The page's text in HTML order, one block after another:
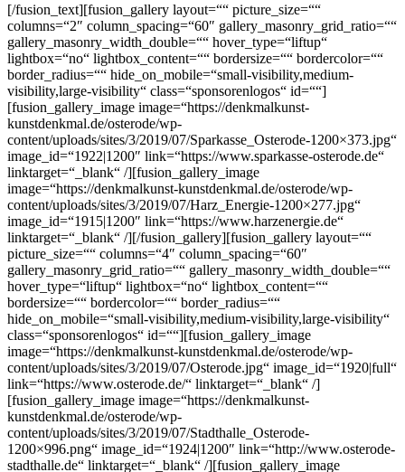
[/fusion_text][fusion_gallery layout=““ picture_size=““
columns=“2″ column_spacing=“60″ gallery_masonry_grid_ratio=““
gallery_masonry_width_double=““ hover_type=“liftup“
lightbox=“no“ lightbox_content=““ bordersize=““ bordercolor=““
border_radius=““ hide_on_mobile=“small-visibility,medium-
visibility,large-visibility“ class=“sponsorenlogos“ id=““]
[fusion_gallery_image image=“https://denkmalkunst-
kunstdenkmal.de/osterode/wp-
content/uploads/sites/3/2019/07/Sparkasse_Osterode-1200×373.jpg“
image_id=“1922|1200″ link=“https://www.sparkasse-osterode.de“
linktarget=“_blank“ /][fusion_gallery_image
image=“https://denkmalkunst-kunstdenkmal.de/osterode/wp-
content/uploads/sites/3/2019/07/Harz_Energie-1200×277.jpg“
image_id=“1915|1200″ link=“https://www.harzenergie.de“
linktarget=“_blank“ /][/fusion_gallery][fusion_gallery layout=““
picture_size=““ columns=“4″ column_spacing=“60″
gallery_masonry_grid_ratio=““ gallery_masonry_width_double=““
hover_type=“liftup“ lightbox=“no“ lightbox_content=““
bordersize=““ bordercolor=““ border_radius=““
hide_on_mobile=“small-visibility,medium-visibility,large-visibility“
class=“sponsorenlogos“ id=““][fusion_gallery_image
image=“https://denkmalkunst-kunstdenkmal.de/osterode/wp-
content/uploads/sites/3/2019/07/Osterode.jpg“ image_id=“1920|full“
link=“https://www.osterode.de/“ linktarget=“_blank“ /]
[fusion_gallery_image image=“https://denkmalkunst-
kunstdenkmal.de/osterode/wp-
content/uploads/sites/3/2019/07/Stadthalle_Osterode-
1200×996.png“ image_id=“1924|1200″ link=“http://www.osterode-
stadthalle.de“ linktarget=“_blank“ /][fusion_gallery_image